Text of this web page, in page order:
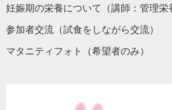
妊娠期の栄養について（講師：管理栄
参加者交流（試食をしながら交流）
マタニティフォト（希望者のみ）